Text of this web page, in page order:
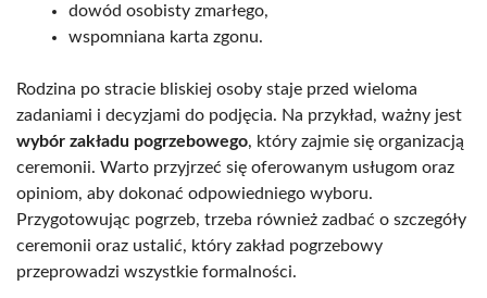
dowód osobisty zmarłego,
wspomniana karta zgonu.
Rodzina po stracie bliskiej osoby staje przed wieloma
zadaniami i decyzjami do podjęcia. Na przykład, ważny jest
wybór zakładu pogrzebowego, który zajmie się organizacją
ceremonii. Warto przyjrzeć się oferowanym usługom oraz
opiniom, aby dokonać odpowiedniego wyboru.
Przygotowując pogrzeb, trzeba również zadbać o szczegóły
ceremonii oraz ustalić, który zakład pogrzebowy
przeprowadzi wszystkie formalności.